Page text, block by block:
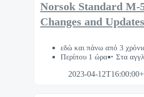
Norsok Standard M-
Changes and Updates
εδώ και πάνω από 3
Περίπου 1 ώρα
Στα
2023-04-